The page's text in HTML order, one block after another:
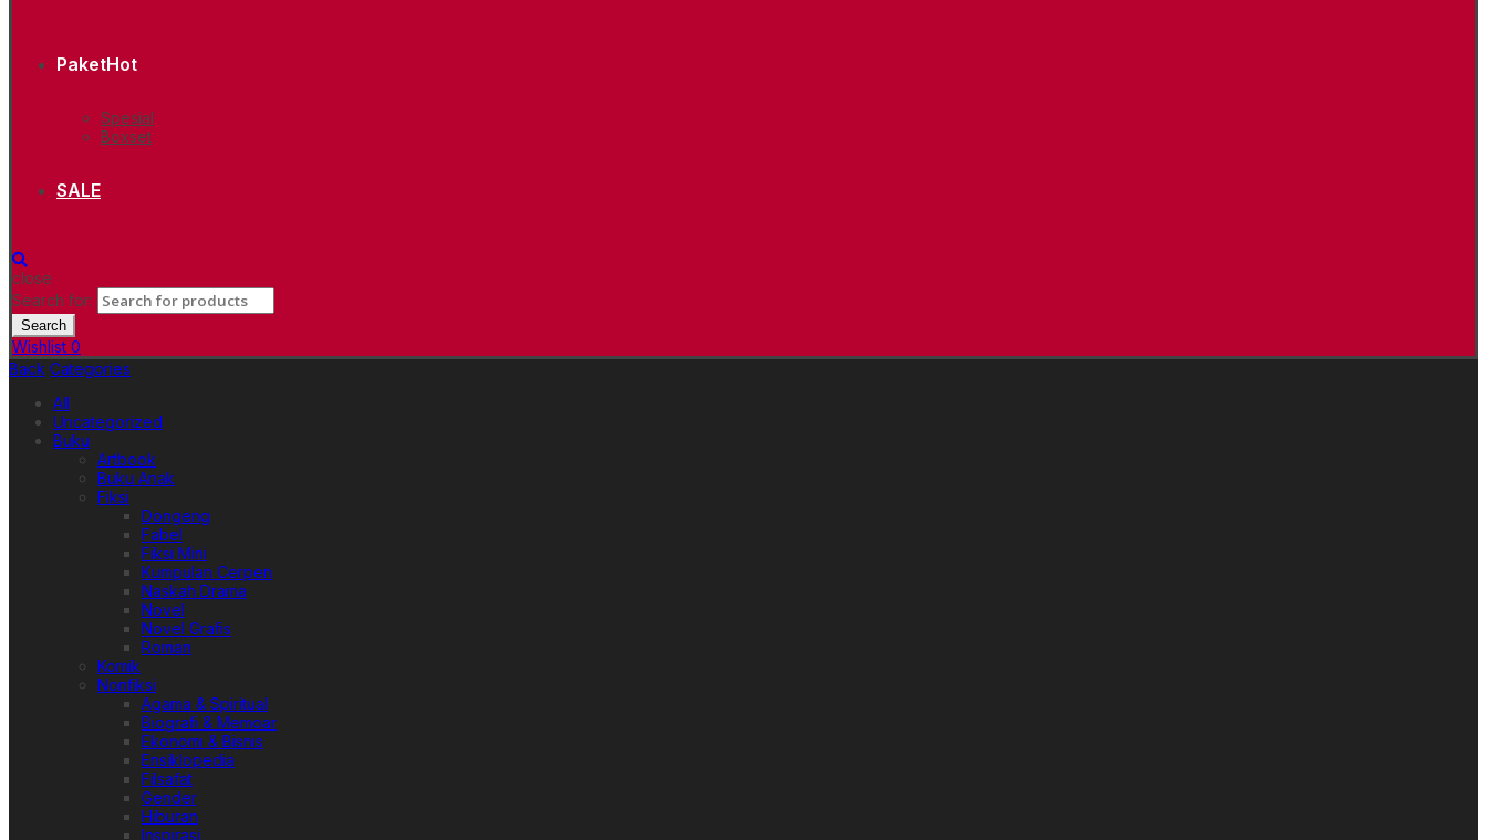
PaketHot
Spesial
Boxset
SALE
close
Search for:
Search
Wishlist 0
Back Categories
All
Uncategorized
Buku
Artbook
Buku Anak
Fiksi
Dongeng
Fabel
Fiksi Mini
Kumpulan Cerpen
Naskah Drama
Novel
Novel Grafis
Roman
Komik
Nonfiksi
Agama & Spiritual
Biografi & Memoar
Ekonomi & Bisnis
Ensiklopedia
Filsafat
Gender
Hiburan
Inspirasi